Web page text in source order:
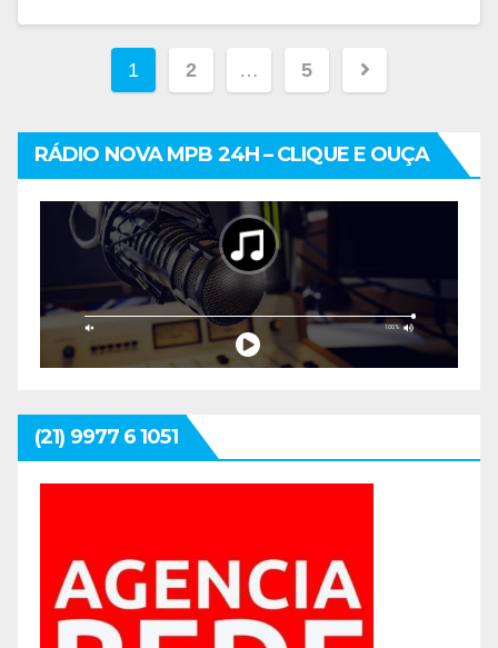
Navegação
posts
1 2 … 5
RÁDIO NOVA MPB 24H – CLIQUE E OUÇA
(21) 9977 6 1051